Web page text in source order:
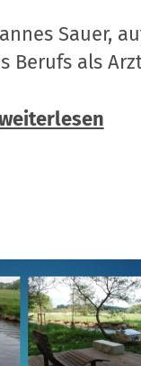
Sauer,
Berufs als